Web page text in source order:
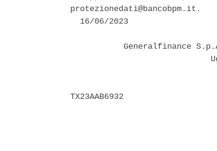
protezionedati@bancobpm.it.
  16/06/2023
Generalfinance